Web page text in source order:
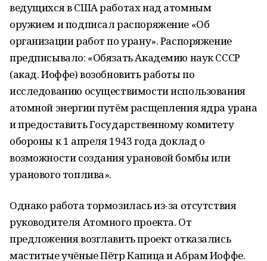
ведущихся в США работах над атомным
оружием и подписал распоряжение «Об
организации работ по урану». Распоряжение
предписывало: «Обязать Академию наук СССР
(акад. Иоффе) возобновить работы по
исследованию осуществимости использования
атомной энергии путём расщепления ядра урана
и предоставить Государственному комитету
обороны к 1 апреля 1943 года доклад о
возможности создания урановой бомбы или
уранового топлива».
Однако работа тормозилась из-за отсутствия
руководителя Атомного проекта. От
предложения возглавить проект отказались
маститые учёные Пётр Капица и Абрам Иоффе.